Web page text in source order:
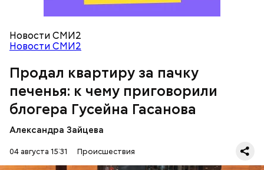
Новости СМИ2
Новости СМИ2
Продал квартиру за пачку
печенья: к чему приговорили
блогера Гусейна Гасанова
Александра Зайцева
04 августа 15:31 Происшествия
распределил между родственниками и
собственными счетами.